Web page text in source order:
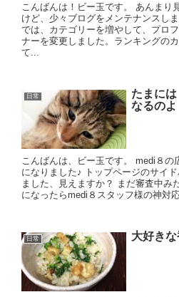
こんばんは！ビー玉です。 あんまり
けど、少々ブログをメンテナンスし
では、カテゴリーを増やして、プロ
ナーを変更しました。ランキングの
て...
日常
たまに
なるのよ
こんばんは、ビー玉です。 medi８の
になりました♪ トップページのサイ
ました、見えますか？ まだ審査中み
になったらmedi８スタッフ様の神対
日常 大好き